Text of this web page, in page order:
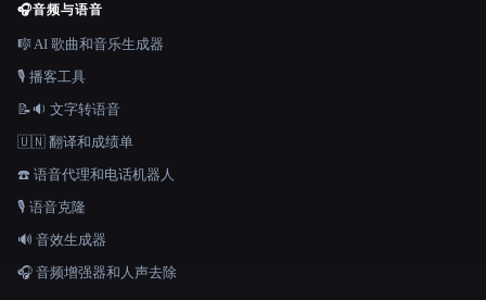
🎧音频与语音
🎼 AI 歌曲和音乐生成器
🎙️ 播客工具
📝🔉 文字转语音
🇺🇳 翻译和成绩单
☎️ 语音代理和电话机器人
🎙️ 语音克隆
🔊 音效生成器
🎧 音频增强器和人声去除